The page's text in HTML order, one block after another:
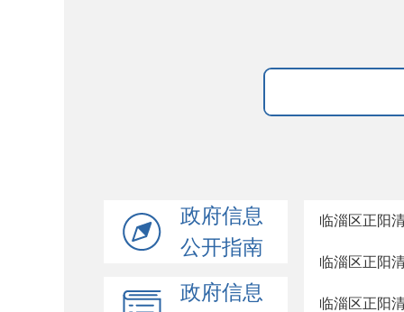
政府信息
公开指南
政府信息
临淄区正阳
临淄区正阳
临淄区正阳